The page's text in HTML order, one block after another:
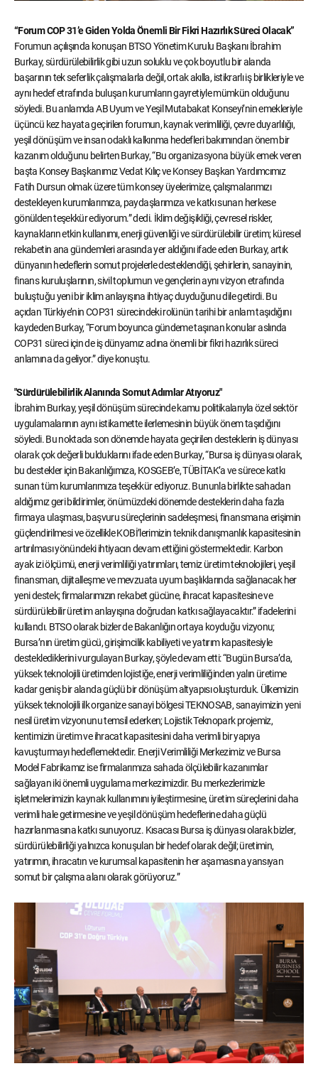
“Forum COP 31’e Giden Yolda Önemli Bir Fikri Hazırlık Süreci Olacak”
Forumun açılışında konuşan BTSO Yönetim Kurulu Başkanı İbrahim
Burkay, sürdürülebilirlik gibi uzun soluklu ve çok boyutlu bir alanda
başarının tek seferlik çalışmalarla değil, ortak akılla, istikrarlı iş birlikleriyle ve
aynı hedef etrafında buluşan kurumların gayretiyle mümkün olduğunu
söyledi. Bu anlamda AB Uyum ve Yeşil Mutabakat Konseyi’nin emekleriyle
üçüncü kez hayata geçirilen forumun, kaynak verimliliği, çevre duyarlılığı,
yeşil dönüşüm ve insan odaklı kalkınma hedefleri bakımından önem bir
kazanım olduğunu belirten Burkay, “Bu organizasyona büyük emek veren
başta Konsey Başkanımız Vedat Kılıç ve Konsey Başkan Yardımcımız
Fatih Dursun olmak üzere tüm konsey üyelerimize, çalışmalarımızı
destekleyen kurumlarımıza, paydaşlarımıza ve katkı sunan herkese
gönülden teşekkür ediyorum.” dedi. İklim değişikliği, çevresel riskler,
kaynakların etkin kullanımı, enerji güvenliği ve sürdürülebilir üretim; küresel
rekabetin ana gündemleri arasında yer aldığını ifade eden Burkay, artık
dünyanın hedeflerin somut projelerle desteklendiği, şehirlerin, sanayinin,
finans kuruluşlarının, sivil toplumun ve gençlerin aynı vizyon etrafında
buluştuğu yeni bir iklim anlayışına ihtiyaç duyduğunu dile getirdi. Bu
açıdan Türkiye’nin COP31 sürecindeki rolünün tarihi bir anlam taşıdığını
kaydeden Burkay, “Forum boyunca gündeme taşınan konular aslında
COP31 süreci için de iş dünyamız adına önemli bir fikri hazırlık süreci
anlamına da geliyor.” diye konuştu.
"Sürdürülebilirlik Alanında Somut Adımlar Atıyoruz"
İbrahim Burkay, yeşil dönüşüm sürecinde kamu politikalarıyla özel sektör
uygulamalarının aynı istikamette ilerlemesinin büyük önem taşıdığını
söyledi. Bu noktada son dönemde hayata geçirilen desteklerin iş dünyası
olarak çok değerli bulduklarını ifade eden Burkay, “Bursa iş dünyası olarak,
bu destekler için Bakanlığımıza, KOSGEB’e, TÜBİTAK’a ve sürece katkı
sunan tüm kurumlarımıza teşekkür ediyoruz. Bununla birlikte sahadan
aldığımız geri bildirimler, önümüzdeki dönemde desteklerin daha fazla
firmaya ulaşması, başvuru süreçlerinin sadeleşmesi, finansmana erişimin
güçlendirilmesi ve özellikle KOBİ’lerimizin teknik danışmanlık kapasitesinin
artırılması yönündeki ihtiyacın devam ettiğini göstermektedir. Karbon
ayak izi ölçümü, enerji verimliliği yatırımları, temiz üretim teknolojileri, yeşil
finansman, dijitalleşme ve mevzuata uyum başlıklarında sağlanacak her
yeni destek; firmalarımızın rekabet gücüne, ihracat kapasitesine ve
sürdürülebilir üretim anlayışına doğrudan katkı sağlayacaktır.” ifadelerini
kullandı. BTSO olarak bizler de Bakanlığın ortaya koyduğu vizyonu;
Bursa’nın üretim gücü, girişimcilik kabiliyeti ve yatırım kapasitesiyle
desteklediklerini vurgulayan Burkay, şöyle devam etti: “Bugün Bursa’da,
yüksek teknolojili üretimden lojistiğe, enerji verimliliğinden yalın üretime
kadar geniş bir alanda güçlü bir dönüşüm altyapısı oluşturduk. Ülkemizin
yüksek teknolojili ilk organize sanayi bölgesi TEKNOSAB, sanayimizin yeni
nesil üretim vizyonunu temsil ederken; Lojistik Teknopark projemiz,
kentimizin üretim ve ihracat kapasitesini daha verimli bir yapıya
kavuşturmayı hedeflemektedir. Enerji Verimliliği Merkezimiz ve Bursa
Model Fabrikamız ise firmalarımıza sahada ölçülebilir kazanımlar
sağlayan iki önemli uygulama merkezimizdir. Bu merkezlerimizle
işletmelerimizin kaynak kullanımını iyileştirmesine, üretim süreçlerini daha
verimli hale getirmesine ve yeşil dönüşüm hedeflerine daha güçlü
hazırlanmasına katkı sunuyoruz. Kısacası Bursa iş dünyası olarak bizler,
sürdürülebilirliği yalnızca konuşulan bir hedef olarak değil; üretimin,
yatırımın, ihracatın ve kurumsal kapasitenin her aşamasına yansıyan
somut bir çalışma alanı olarak görüyoruz.”